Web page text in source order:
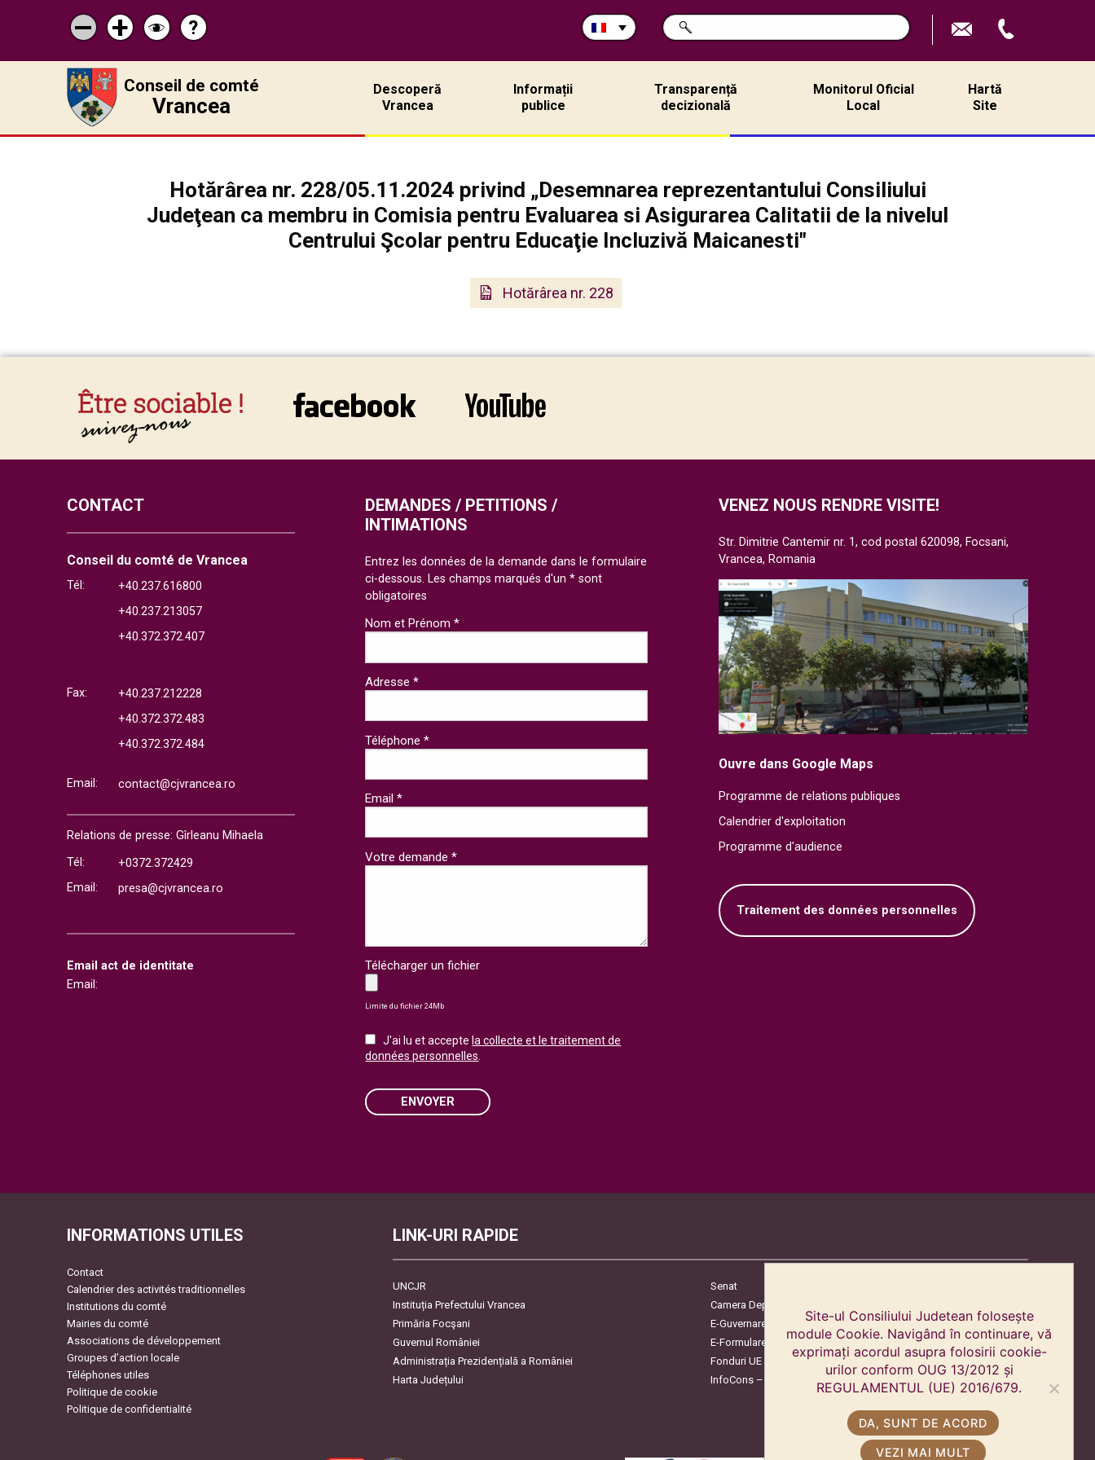
Micșorează
scrisul
Mărește
scrisul
Schimbă
contrastul
Pagina
de
ajutor
?
Rechercher
sur
CHERCHER
Conseil de comté
Vrancea
Descoperă
Vrancea
Informații
publice
Transparență
decizională
Monitorul Oficial
Local
Hartă
Site
Hotărârea nr. 228/05.11.2024 privind „Desemnarea reprezentantului Consiliului
Judeţean ca membru in Comisia pentru Evaluarea si Asigurarea Calitatii de la nivelul
Centrului Şcolar pentru Educaţie Incluzivă Maicanesti"
Hotărârea nr. 228
CONTACT
Conseil du comté de Vrancea
Tél:
+40.237.616800
+40.237.213057
+40.372.372.407
Fax:
+40.237.212228
+40.372.372.483
+40.372.372.484
Email: contact@cjvrancea.ro
Relations de presse: Gîrleanu Mihaela
Tél:
+0372.372429
Email:
presa@cjvrancea.ro
Email act de identitate
Email:
VENEZ NOUS RENDRE VISITE!
Str. Dimitrie Cantemir nr. 1, cod postal 620098, Focsani,
Vrancea, Romania
Ouvre dans Google Maps
Programme de relations publiques
Calendrier d'exploitation
Programme d'audience
Traitement des données personnelles
DEMANDES / PETITIONS /
INTIMATIONS
Entrez les données de la demande dans le formulaire
ci-dessous. Les champs marqués d'un * sont
obligatoires
Nom et Prénom *
Adresse *
Téléphone *
Email *
Votre demande *
Télécharger un fichier
Limite du fichier 24Mb
J'ai lu et accepte la collecte et le traitement de
données personnelles.
ENVOYER
INFORMATIONS UTILES
Contact
Calendrier des activités traditionnelles
Institutions du comté
Mairies du comté
Associations de développement
Groupes d’action locale
Téléphones utiles
Politique de cookie
Politique de confidentialité
LINK-URI RAPIDE
UNCJR
Senat
Instituția Prefectului Vrancea
Camera Deputaților
Primăria Focşani
E-Guvernare
Guvernul României
E-Formulare
Administrația Prezidențială a României
Fonduri UE
Harta Județului
InfoCons – Protecția Consumatorilor
Site-ul Consiliului Judetean folosește
module Cookie. Navigând în continuare, vă
exprimați acordul asupra folosirii cookie-
urilor conform OUG 13/2012 și
REGULAMENTUL (UE) 2016/679.
DA, SUNT DE ACORD
VEZI MAI MULT